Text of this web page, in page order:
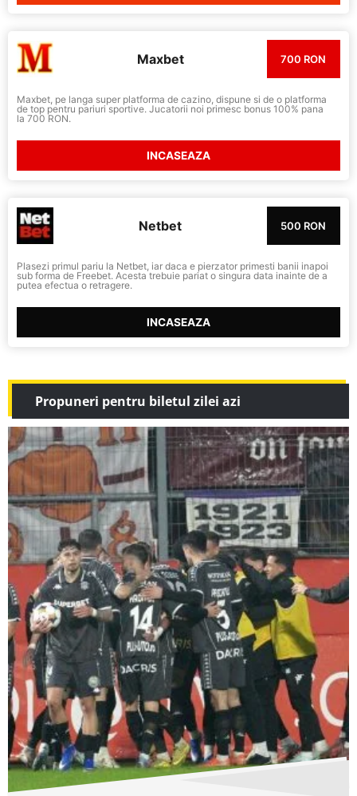
Maxbet 700 RON
Maxbet, pe langa super platforma de cazino, dispune si de o platforma
de top pentru pariuri sportive. Jucatorii noi primesc bonus 100% pana
la 700 RON.
INCASEAZA
Netbet 500 RON
Plasezi primul pariu la Netbet, iar daca e pierzator primesti banii inapoi
sub forma de Freebet. Acesta trebuie pariat o singura data inainte de a
putea efectua o retragere.
INCASEAZA
Propuneri pentru biletul zilei azi